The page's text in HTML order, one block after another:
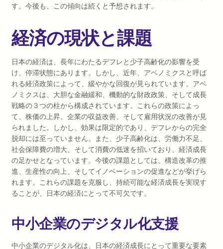
す。今後も、この傾向は続くと予想されます。
経済の現状と課題
日本の経済は、長年にわたるデフレと少子高齢化の影響を受
け、停滞状態にあります。しかし、近年、アベノミクスと呼ば
れる経済政策によって、緩やかな回復が見られています。アベ
ノミクスは、大胆な金融緩和、機動的な財政政策、そして成長
戦略の３つの柱から構成されています。これらの政策によっ
て、株価の上昇、企業の収益改善、そして雇用状況の改善が見
られました。しかし、効果は限定的であり、デフレからの完全
脱却には至っていません。また、少子高齢化は、労働力不足、
社会保障費の増大、そして消費の低迷を招いており、経済成長
の足かせとなっています。今後の課題としては、構造改革の推
進、生産性の向上、そしてイノベーションの促進などが挙げら
れます。これらの課題を克服し、持続可能な経済成長を実現す
ることが、日本の経済にとって不可欠です。
中小企業のデジタル化支援
中小企業のデジタル化は、日本の経済成長にとって重要な要素